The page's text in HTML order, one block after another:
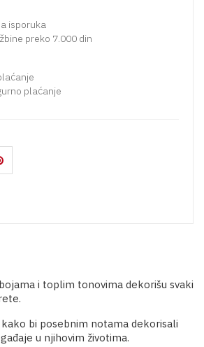
isporuka
preko 7.000 din
plaćanje
i toplim tonovima dekorišu svaki
bi posebnim notama dekorisali
u njihovim životima.